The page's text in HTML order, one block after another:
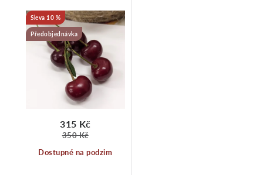
10 %
Předobjednávka
Dostupné na podzim
315 Kč
350 Kč